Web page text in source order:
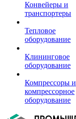
Конвейеры и
транспортеры
Тепловое
оборудование
Клининговое
оборудование
Компрессоры и
компрессорное
оборудование